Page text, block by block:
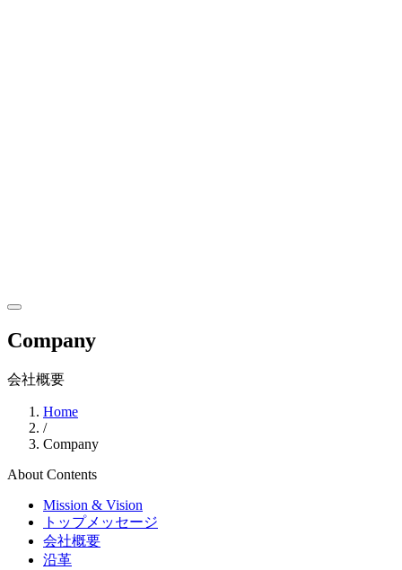
Company
会社概要
Home
/
Company
About Contents
Mission & Vision
トップメッセージ
会社概要
沿革